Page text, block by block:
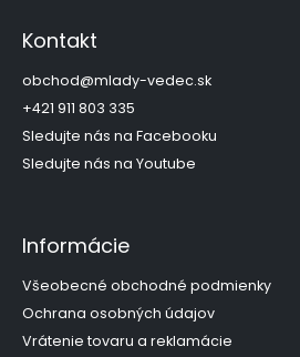
Kontakt
obchod@mlady-vedec.sk
+421 911 803 335
Sledujte nás na Facebooku
Sledujte nás na Youtube
Informácie
Všeobecné obchodné podmienky
Ochrana osobných údajov
Vrátenie tovaru a reklamácie